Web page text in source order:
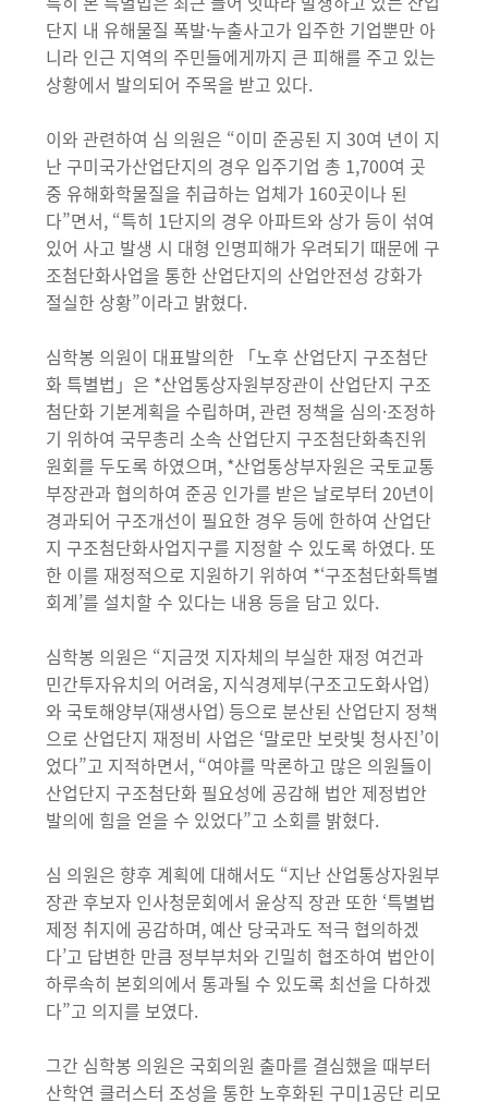
단지 내 유해물질 폭발·누출사고가 입주한 기업뿐만 아
니라 인근 지역의 주민들에게까지 큰 피해를 주고 있는
상황에서 발의되어 주목을 받고 있다.
이와 관련하여 심 의원은 “이미 준공된 지 30여 년이 지
난 구미국가산업단지의 경우 입주기업 총 1,700여 곳
중 유해화학물질을 취급하는 업체가 160곳이나 된
다”면서, “특히 1단지의 경우 아파트와 상가 등이 섞여
있어 사고 발생 시 대형 인명피해가 우려되기 때문에 구
조첨단화사업을 통한 산업단지의 산업안전성 강화가
절실한 상황”이라고 밝혔다.
심학봉 의원이 대표발의한 「노후 산업단지 구조첨단
화 특별법」은 *산업통상자원부장관이 산업단지 구조
첨단화 기본계획을 수립하며, 관련 정책을 심의·조정하
기 위하여 국무총리 소속 산업단지 구조첨단화촉진위
원회를 두도록 하였으며, *산업통상부자원은 국토교통
부장관과 협의하여 준공 인가를 받은 날로부터 20년이
경과되어 구조개선이 필요한 경우 등에 한하여 산업단
지 구조첨단화사업지구를 지정할 수 있도록 하였다. 또
한 이를 재정적으로 지원하기 위하여 *‘구조첨단화특별
회계’를 설치할 수 있다는 내용 등을 담고 있다.
심학봉 의원은 “지금껏 지자체의 부실한 재정 여건과
민간투자유치의 어려움, 지식경제부(구조고도화사업)
와 국토해양부(재생사업) 등으로 분산된 산업단지 정책
으로 산업단지 재정비 사업은 ‘말로만 보랏빛 청사진’이
었다”고 지적하면서, “여야를 막론하고 많은 의원들이
산업단지 구조첨단화 필요성에 공감해 법안 제정법안
발의에 힘을 얻을 수 있었다”고 소회를 밝혔다.
심 의원은 향후 계획에 대해서도 “지난 산업통상자원부
장관 후보자 인사청문회에서 윤상직 장관 또한 ‘특별법
제정 취지에 공감하며, 예산 당국과도 적극 협의하겠
다’고 답변한 만큼 정부부처와 긴밀히 협조하여 법안이
하루속히 본회의에서 통과될 수 있도록 최선을 다하겠
다”고 의지를 보였다.
그간 심학봉 의원은 국회의원 출마를 결심했을 때부터
산학연 클러스터 조성을 통한 노후화된 구미1공단 리모